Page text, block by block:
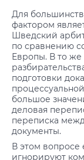
Для
фактором
Шведский
по сравнению
Европы. В то
подготовки
большое
деловая
переписка
документы.
В этом вопросе
игнорируют